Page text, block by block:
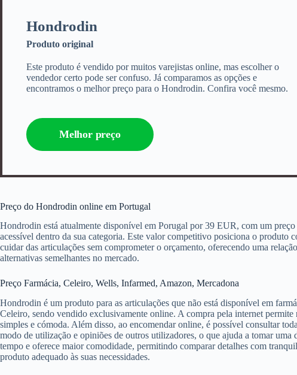
Hondrodin
Produto original
Este produto é vendido por muitos varejistas online, mas escolher o
vendedor certo pode ser confuso. Já comparamos as opções e
encontramos o melhor preço para o Hondrodin. Confira você mesmo.
Melhor preço
Preço do Hondrodin online em Portugal
Hondrodin está atualmente disponível em Porugal por 39 EUR, com um
acessível dentro da sua categoria. Este valor competitivo posiciona o produto
cuidar das articulações sem comprometer o orçamento, oferecendo uma
alternativas semelhantes no mercado.
Preço Farmácia, Celeiro, Wells, Infarmed, Amazon, Mercadona
Hondrodin é um produto para as articulações que não está disponível em
Celeiro, sendo vendido exclusivamente online. A compra pela internet permite
simples e cómoda. Além disso, ao encomendar online, é possível consultar
modo de utilização e opiniões de outros utilizadores, o que ajuda a tomar uma
tempo e oferece maior comodidade, permitindo comparar detalhes com
produto adequado às suas necessidades.